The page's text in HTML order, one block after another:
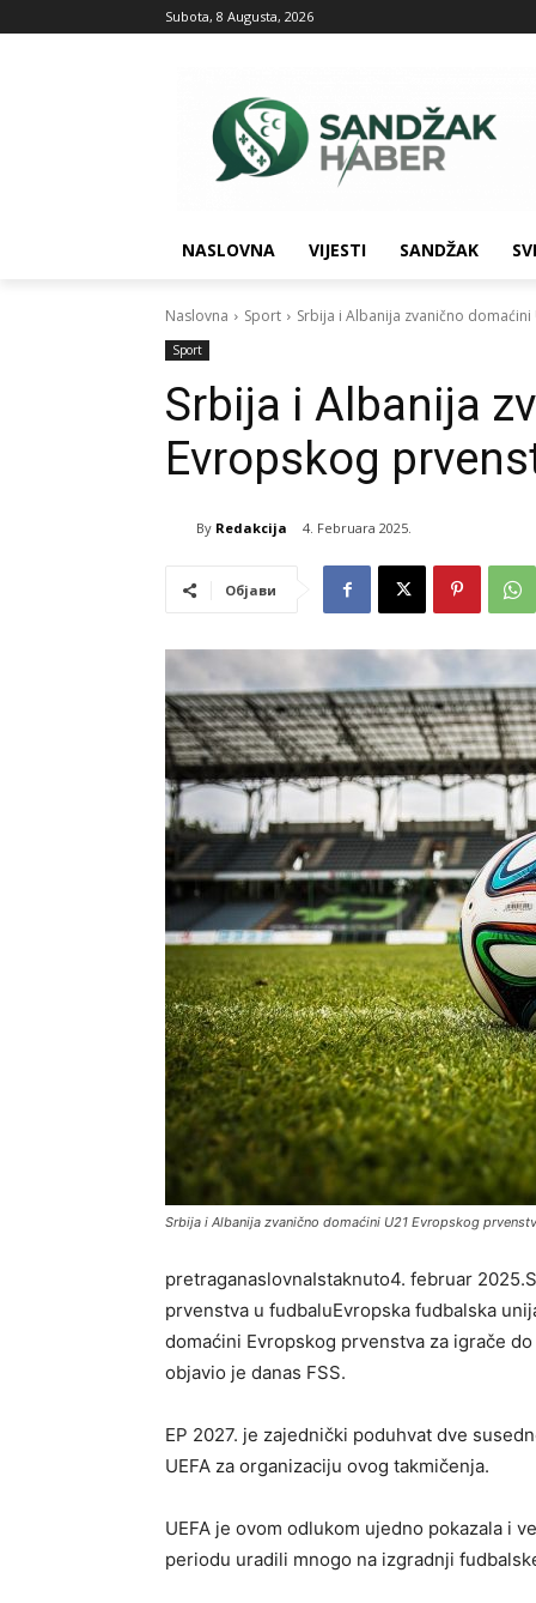
Subota, 8 Augusta, 2026
NASLOVNA VIJESTI SANDŽAK
Naslovna Sport Srbija i Albanija zvanično
Sport
Srbija i Albanija
Evropskog
By Redakcija 4. Februara 2025.
Објави
Srbija i Albanija zvanično domaćini U21 Evropskog
pretraganaslovnaIstaknuto4. februar
prvenstva u fudbaluEvropska fudbalska
domaćini Evropskog prvenstva za igrače
objavio je danas FSS.
EP 2027. je zajednički poduhvat dve
UEFA za organizaciju ovog takmičenja.
UEFA je ovom odlukom ujedno pokazala i
periodu uradili mnogo na izgradnji